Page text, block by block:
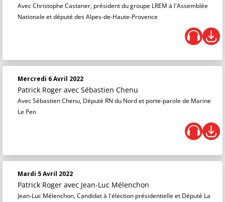
Avec Christophe Castaner, président du groupe LREM à l'Assemblée
Nationale et député des Alpes-de-Haute-Provence
Mercredi 6 Avril 2022
Patrick Roger avec Sébastien Chenu
Avec Sébastien Chenu, Député RN du Nord et porte-parole de Marine
Le Pen
Mardi 5 Avril 2022
Patrick Roger avec Jean-Luc Mélenchon
Jean-Luc Mélenchon, Candidat à l'élection présidentielle et Député La